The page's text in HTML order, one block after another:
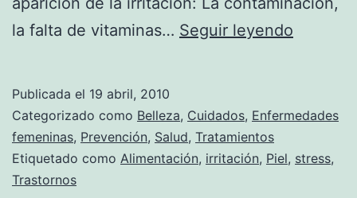
la falta de vitaminas… Seguir leyendo
de
irritación
Publicada el 19 abril, 2010
Categorizado como Belleza, Cuidados, Enfermedades
femeninas, Prevención, Salud, Tratamientos
Etiquetado como Alimentación, irritación, Piel, stress,
Trastornos